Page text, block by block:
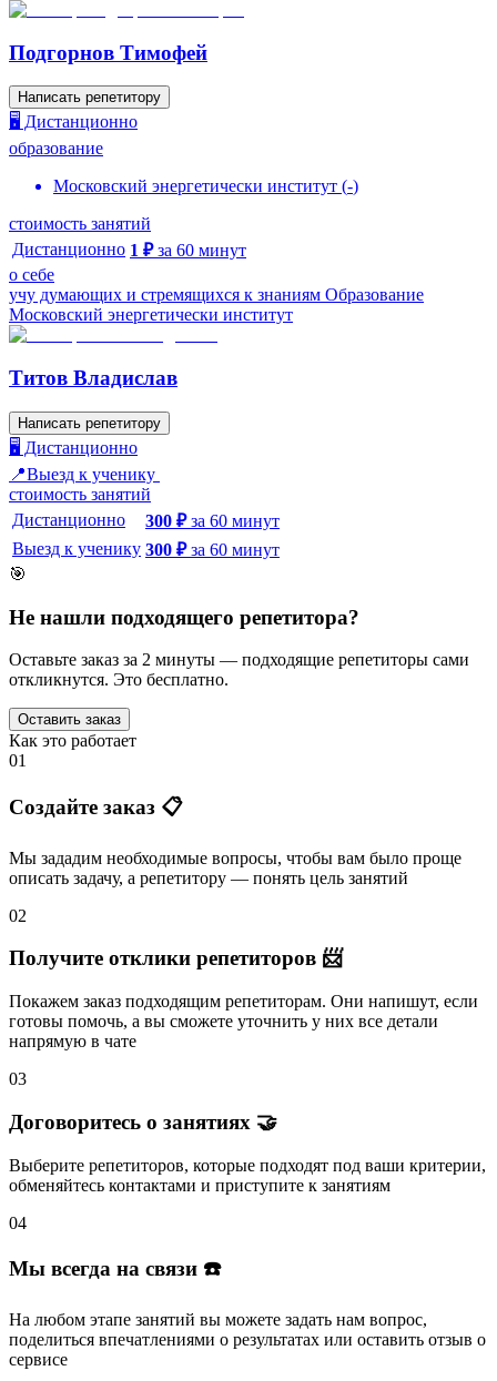
Подгорнов Тимофей
Написать репетитору
🖥️ Дистанционно
образование
Московский энергетически институт (-)
стоимость занятий
Дистанционно 1 ₽ за 60 минут
о себе
учу думающих и стремящихся к знаниям Образование
Московский энергетически институт
Титов Владислав
Написать репетитору
🖥️ Дистанционно
📍Выезд к ученику
стоимость занятий
Дистанционно
300 ₽ за 60 минут
Выезд к ученику 300 ₽ за 60 минут
🎯
Не нашли подходящего репетитора?
Оставьте заказ за 2 минуты — подходящие репетиторы сами
откликнутся. Это бесплатно.
Оставить заказ
Как это работает
01
Создайте заказ 📋
Мы зададим необходимые вопросы, чтобы вам было проще
описать задачу, а репетитору — понять цель занятий
02
Получите отклики репетиторов 📨
Покажем заказ подходящим репетиторам. Они напишут, если
готовы помочь, а вы сможете уточнить у них все детали
напрямую в чате
03
Договоритесь о занятиях 🤝
Выберите репетиторов, которые подходят под ваши критерии,
обменяйтесь контактами и приступите к занятиям
04
Мы всегда на связи ☎️
На любом этапе занятий вы можете задать нам вопрос,
поделиться впечатлениями о результатах или оставить отзыв о
сервисе